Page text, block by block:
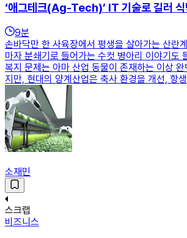
‘애그테크(Ag-Tech)’ IT 기술로 길러 식
9분
손바닥만 한 사육장에서 평생을 살아가는 산란
마자 분쇄기로 들어가는 수컷 병아리 이야기도
복지 문제는 아마 산업 동물이 존재하는 이상
지만, 현대의 양계산업은 축사 환경을 개선, 항
소재민
스크랩
비즈니스